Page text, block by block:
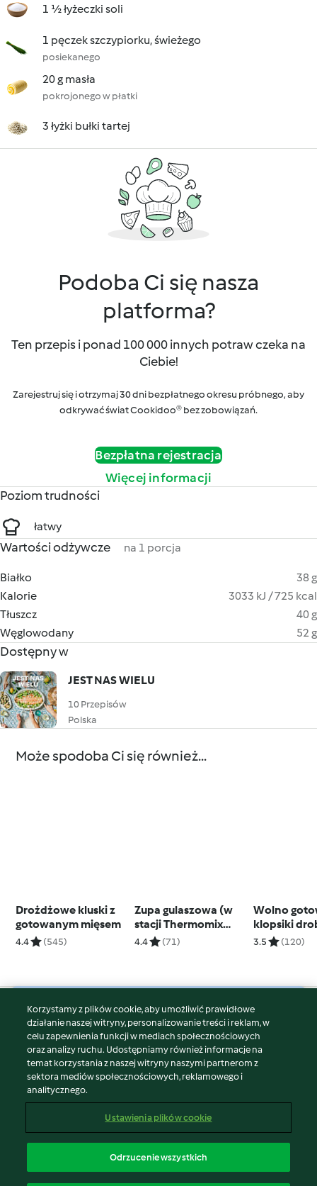
1 ½ łyżeczki soli
1 pęczek szczypiorku, świeżego
posiekanego
20 g masła
pokrojonego w płatki
3 łyżki bułki tartej
Podoba Ci się nasza
platforma?
Ten przepis i ponad 100 000 innych potraw czeka na
Ciebie!
Zarejestruj się i otrzymaj 30 dni bezpłatnego okresu próbnego, aby
odkrywać świat Cookidoo® bez zobowiązań.
Bezpłatna rejestracja
Więcej informacji
Poziom trudności
łatwy
Wartości odżywcze na 1 porcja
Białko
38 g
Kalorie
3033 kJ / 725 kcal
Tłuszcz
40 g
Węglowodany
52 g
Dostępny w
JEST NAS WIELU
10 Przepisów
Polska
Może spodoba Ci się również...
Drożdżowe kluski z
gotowanym mięsem
4.4 (545)
Zupa gulaszowa (w
stacji Thermomix
Friend®)
4.4 (71)
Wolno
klopsiki
smażonymi
3.5 (120)
© Copyright 2026
Warunki korzystania
Polityka prywatności
Disclaimer
Znak wydawcy
Zgłoś treść
Oświadczenie o dostępności
Korzystamy z plików cookie, aby umożliwić prawidłowe
działanie naszej witryny, personalizowanie treści i reklam, w
celu zapewnienia funkcji w mediach społecznościowych
oraz analizy ruchu. Udostępniamy również informacje na
temat korzystania z naszej witryny naszymi partnerom z
sektora mediów społecznościowych, reklamowego i
analitycznego.
Ustawienia plików cookie
Odrzucenie wszystkich